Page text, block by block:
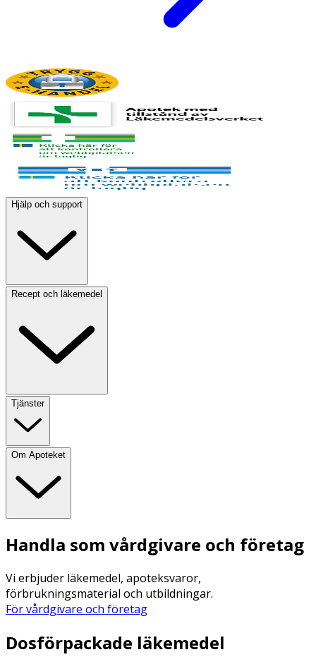
Hjälp och support
Recept och läkemedel
Tjänster
Om Apoteket
Handla som vårdgivare och företag
Vi erbjuder läkemedel, apoteksvaror,
förbrukningsmaterial och utbildningar.
För vårdgivare och företag
Dosförpackade läkemedel